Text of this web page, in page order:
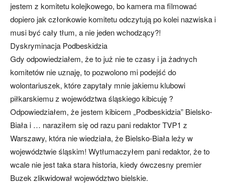
jestem z komitetu kolejkowego, bo kamera ma filmować
dopiero jak członkowie komitetu odczytują po kolei nazwiska i
musi być cały tłum, a nie jeden wchodzący?!
Dyskryminacja Podbeskidzia
Gdy odpowiedziałem, że to już nie te czasy i ja żadnych
komitetów nie uznaję, to pozwolono mi podejść do
wolontariuszek, które zapytały mnie jakiemu klubowi
piłkarskiemu z województwa śląskiego kibicuję ?
Odpowiedziałem, że jestem kibicem „Podbeskidzia” Bielsko-
Biała i … naraziłem się od razu pani redaktor TVP1 z
Warszawy, która nie wiedziała, że Bielsko-Biała leży w
województwie śląskim! Wytłumaczyłem pani redaktor, że to
wcale nie jest taka stara historia, kiedy ówczesny premier
Buzek zlikwidował województwo bielskie.